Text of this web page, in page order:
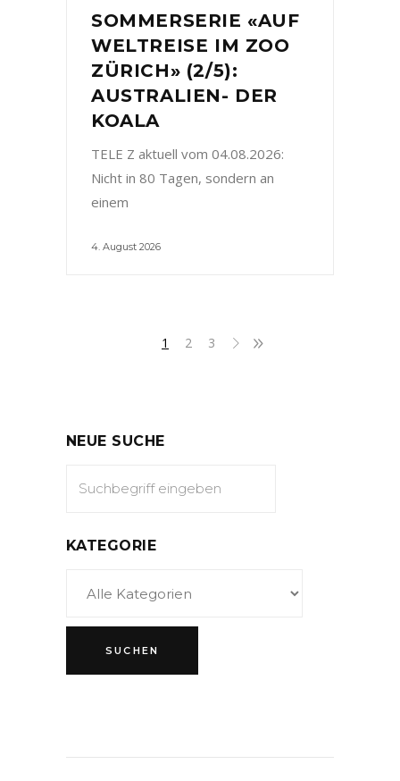
SOMMERSERIE «AUF
WELTREISE IM ZOO
ZÜRICH» (2/5):
AUSTRALIEN- DER
KOALA
TELE Z aktuell vom 04.08.2026:
Nicht in 80 Tagen, sondern an
einem
4. August 2026
1 2 3
NEUE SUCHE
KATEGORIE